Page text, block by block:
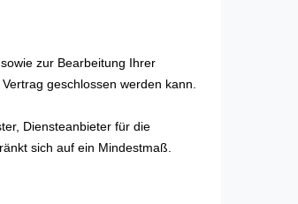
zur Bearbeitung Ihrer
geschlossen werden kann.
Diensteanbieter für die
sich auf ein Mindestmaß.